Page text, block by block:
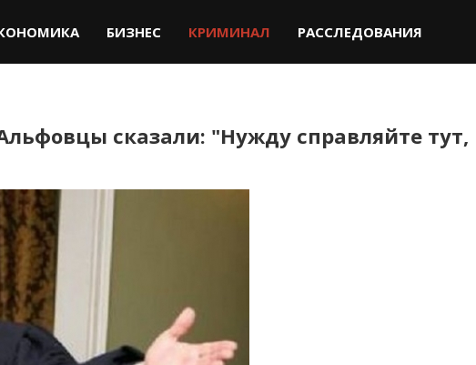
БИЗНЕС КРИМИНАЛ РАССЛЕДОВАНИЯ
сказали: "Нужду справляйте тут,